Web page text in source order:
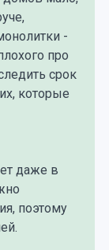
-
про
срок
которые
даже в
поэтому